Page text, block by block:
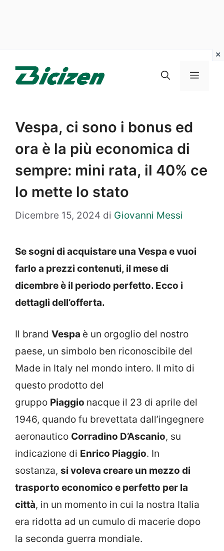
Menu
Vespa, ci sono i bonus ed
ora è la più economica di
sempre: mini rata, il 40% ce
lo mette lo stato
Dicembre 15, 2024 di Giovanni Messi
Se sogni di acquistare una Vespa e vuoi
farlo a prezzi contenuti, il mese di
dicembre è il periodo perfetto. Ecco i
dettagli dell’offerta.
Il brand Vespa è un orgoglio del nostro
paese, un simbolo ben riconoscibile del
Made in Italy nel mondo intero. Il mito di
questo prodotto del
gruppo Piaggio nacque il 23 di aprile del
1946, quando fu brevettata dall’ingegnere
aeronautico Corradino D’Ascanio, su
indicazione di Enrico Piaggio. In
sostanza, si voleva creare un mezzo di
trasporto economico e perfetto per la
città, in un momento in cui la nostra Italia
era ridotta ad un cumulo di macerie dopo
la seconda guerra mondiale.